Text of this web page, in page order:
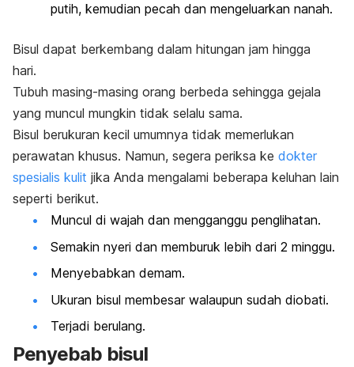
putih, kemudian pecah dan mengeluarkan nanah.
Bisul dapat berkembang dalam hitungan jam hingga
hari.
Tubuh masing-masing orang berbeda sehingga gejala
yang muncul mungkin tidak selalu sama.
Bisul berukuran kecil umumnya tidak memerlukan
perawatan khusus. Namun, segera periksa ke dokter
spesialis kulit jika Anda mengalami beberapa keluhan lain
seperti berikut.
Muncul di wajah dan mengganggu penglihatan.
Semakin nyeri dan memburuk lebih dari 2 minggu.
Menyebabkan demam.
Ukuran bisul membesar walaupun sudah diobati.
Terjadi berulang.
Penyebab bisul